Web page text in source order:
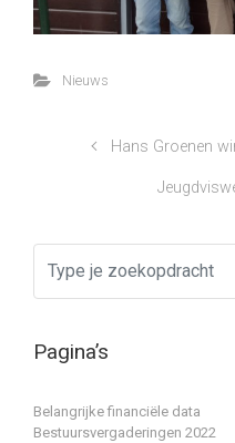
Nieuws
Hans Groenen
Pagina’s
Belangrijke financiële data
Bestuursvergaderingen 2022